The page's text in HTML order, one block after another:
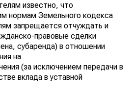
известно, что
нормам Земельного кодекса
запрещается отчуждать и
правовые сделки
субаренда) в отношении
на
(за исключением передачи в
вклада в уставной